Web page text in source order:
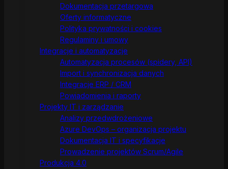
Dokumentacja przetargowa
Oferty informatyczne
Polityka prywatności i cookies
Regulaminy i umowy
Integracje i automatyzacje
Automatyzacja procesów (spidery, API)
Import i synchronizacja danych
Integracje ERP / CRM
Powiadomienia i raporty
Projekty IT i zarządzanie
Analizy przedwdrożeniowe
Azure DevOps – organizacja projektu
Dokumentacja IT i specyfikacje
Prowadzenie projektów Scrum/Agile
Produkcja 4.0